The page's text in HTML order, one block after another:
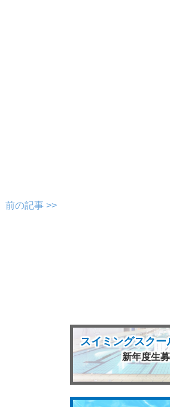
前の記事 >>
スイミングスクー
新年度生